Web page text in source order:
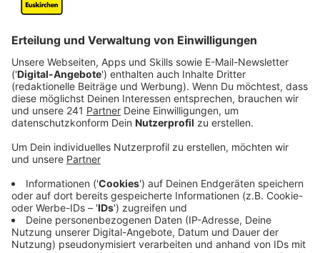
internationalen Publikumsmesse "Spiel'23" werden 935
Aussteller aus 56 Ländern ihre Neuheiten vorstellen.
Thematisch würden dabei Umwelt und Nachhaltigkeit
großgeschrieben, sagte die Geschäftsführerin der
"Spiel Essen", Carol Rapp.
Die bis Sonntag (08.10.) erwarteten mindestens 180
000 Besucherinnen und Besucher könnten sich auch
etwa zur Rolle von Spielen für Bildung und Schule oder
als Spiegel der Gesellschaft informieren. Rund 1745